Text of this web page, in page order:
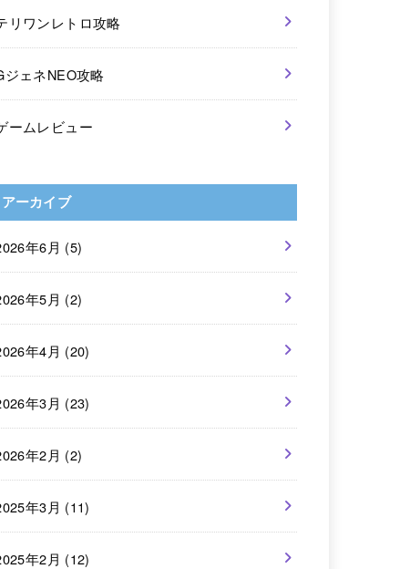
リワンレトロ攻略
ジェネNEO攻略
ームレビュー
アーカイブ
年6月 (5)
年5月 (2)
年4月 (20)
年3月 (23)
年2月 (2)
年3月 (11)
年2月 (12)